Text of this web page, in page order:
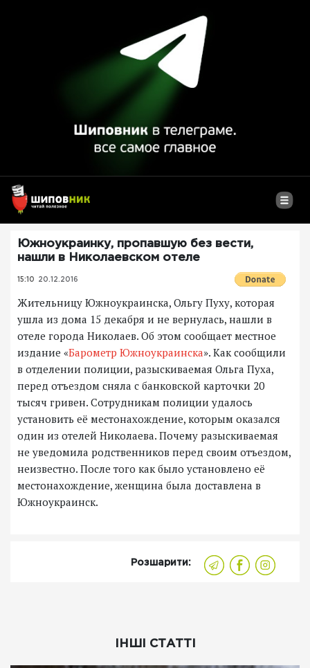
Южноукраинку, пропавшую без вести,
нашли в Николаевском отеле
15:10 20.12.2016
Жительницу Южноукраинска, Ольгу Пуху, которая
ушла из дома 15 декабря и не вернулась, нашли в
отеле города Николаев. Об этом сообщает местное
издание «Барометр Южноукраинска». Как сообщили
в отделении полиции, разыскиваемая Ольга Пуха,
перед отъездом сняла с банковской карточки 20
тысяч гривен. Сотрудникам полиции удалось
установить её местонахождение, которым оказался
один из отелей Николаева. Почему разыскиваемая
не уведомила родственников перед своим отъездом,
неизвестно. После того как было установлено её
местонахождение, женщина была доставлена в
Южноукраинск.
Розшарити:
ІНШІ СТАТТІ